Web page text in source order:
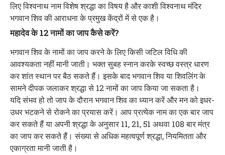
लिए विश्वनाथ नाम विशेष श्रद्धा का विषय है और काशी विश्वनाथ मंदिर
भगवान शिव की आराधना के प्रमुख केंद्रों में से एक है।
महादेव के 12 नामों का जाप कैसे करें?
भगवान शिव के नामों का जाप करने के लिए किसी जटिल विधि की
आवश्यकता नहीं मानी जाती। भक्त सुबह स्नान करके स्वच्छ वस्त्र धारण
कर शांत स्थान पर बैठ सकते हैं। इसके बाद भगवान शिव या शिवलिंग के
सामने दीपक जलाकर श्रद्धा से 12 नामों का जाप किया जा सकता है।
यदि संभव हो तो जाप के दौरान भगवान शिव का ध्यान करें और मन को इधर-
उधर भटकने से रोकने का प्रयास करें। आप प्रत्येक नाम का एक बार जाप
कर सकते हैं या अपनी श्रद्धा के अनुसार 11, 21, 51 अथवा 108 बार मंत्र
का जाप कर सकते हैं। संख्या से अधिक महत्वपूर्ण श्रद्धा, नियमितता और
एकाग्रता मानी जाती है।